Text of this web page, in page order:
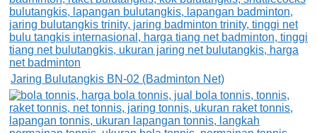
Jaring Bulutangkis BN-02 (Badminton Net)